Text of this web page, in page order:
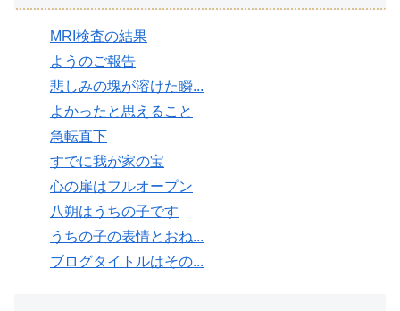
MRI検査の結果
ようのご報告
悲しみの塊が溶けた瞬...
よかったと思えること
急転直下
すでに我が家の宝
心の扉はフルオープン
八朔はうちの子です
うちの子の表情とおね...
ブログタイトルはその...